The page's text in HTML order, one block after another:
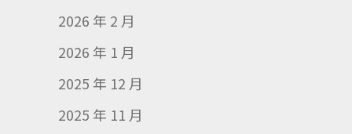
2026 年 2 月
2026 年 1 月
2025 年 12 月
2025 年 11 月